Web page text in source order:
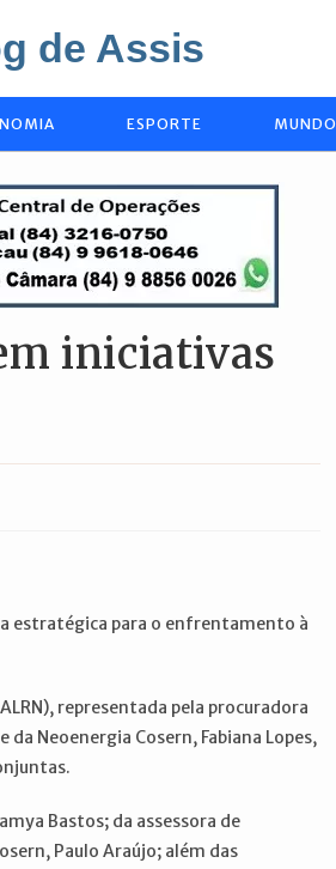
de Assis
ESPORTE MUNDO
iniciativas
estratégica para o enfrentamento à
representada pela procuradora
Neoenergia Cosern, Fabiana Lopes,
Bastos; da assessora de
Paulo Araújo; além das